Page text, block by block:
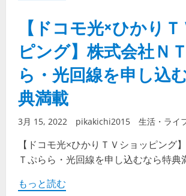
【ドコモ光×ひかり
ピング】株式会社Ｎ
ら・光回線を申し込
典満載
3月 15, 2022 pikakichi2015 生活・ライ
【ドコモ光×ひかりＴＶショッピング
Ｔぷらら・光回線を申し込むなら特典
もっと読む